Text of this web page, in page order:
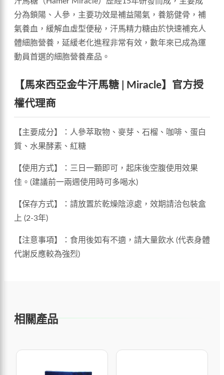
分為鎖陽、人參，主要功效是補益陽氣，養筋健骨，補
氣養血，緩解血虛型便秘，汗馬精力糖由於快速補充人
體細胞營養，延緩老化進程非常有效，數年來已成為運
動員首選的細胞營養產品。
【馬來西亞金牛汗馬糖 | Miracle】官方授
權代理商
【主要成分】：人參萃取物、麥芽、石榴、咖啡、蛋白
質、水果酵素、紅糖
【使用方式】：三日一顆即可，起床後空腹使用效果
佳。(建議前一兩週使用時可多喝水)
【保存方式】：請放置於乾燥陰涼處，效期請洽包裝盒
上 (2-3年)
【注意事項】：食用後如有不適，請大量飲水 (代表身體
代謝反應較為強烈)
相關產品